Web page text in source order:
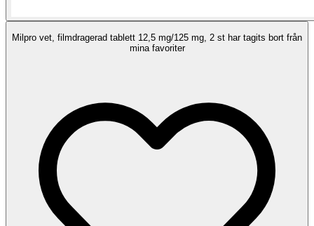
Milpro vet, filmdragerad tablett 12,5 mg/125 mg, 2 st har tagits bort från
mina favoriter